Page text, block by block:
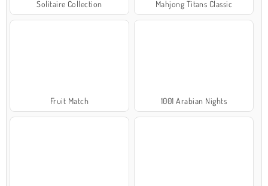
Solitaire Collection Mahjong Titans Classic
Fruit Match 1001 Arabian Nights